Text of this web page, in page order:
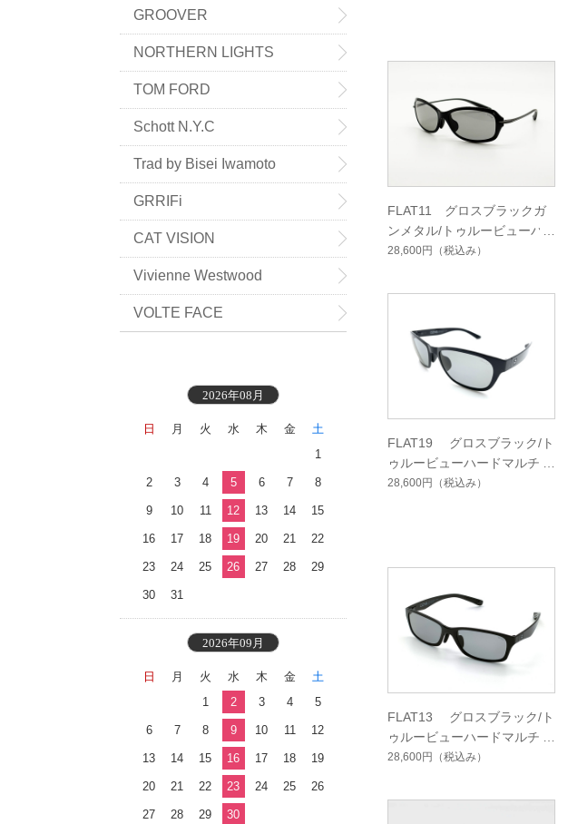
FLAT11 グロスブラックガ
ンメタル/トゥルービューハ
ードマルチシングルコート
28,600円 （税込み）
FLAT19 グロスブラック/ト
ゥルービューハードマルチシ
ングルコート
28,600円 （税込み）
FLAT13 グロスブラック/ト
ゥルービューハードマルチコ
ート
28,600円 （税込み）
GROOVER
NORTHERN LIGHTS
TOM FORD
Schott N.Y.C
Trad by Bisei Iwamoto
GRRIFi
CAT VISION
Vivienne Westwood
VOLTE FACE
2026年08月
日 月 火 水 木 金
土
1
2 3 4 5 6 7 8
9 10 11 12 13 14 15
16 17 18 19 20 21 22
23 24 25 26 27 28 29
30 31
2026年09月
日 月 火 水 木 金
土
1
2 3 4 5
6 7 8 9 10 11 12
13 14 15 16 17 18 19
20 21 22 23 24 25 26
27 28 29 30